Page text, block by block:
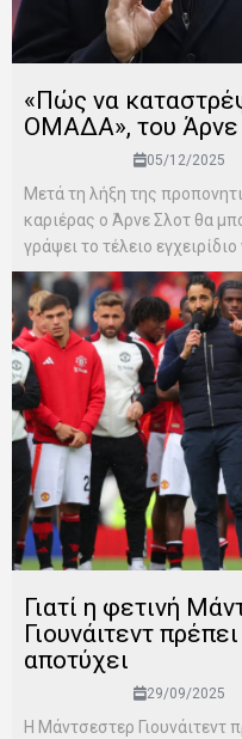
«Πώς να
ΟΜΑΔΑ», του Άρνε
05/12/2025
Μετά τη λήξη της
καριέρας ο Άρνε Σλοτ θα
γράψει το τέλειο εγχειρίδιο
Γιατί η φετινή
Γιουνάιτεντ
αποτύχει
29/09/2025
Η Μάντσεστερ Γιουνάιτεντ